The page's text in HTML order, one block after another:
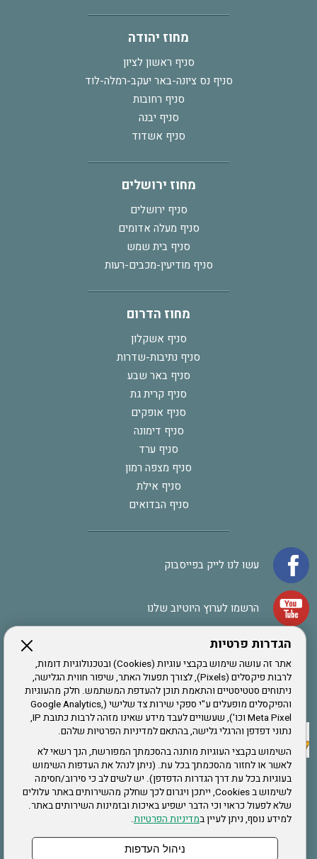
הגדרות פרטיות
אתר זה עושה שימוש בקבצי עוגיות (Cookies) ובטכנולוגיות דומות,
לרבות פיקסלים (Pixels), לצורך תפעול האתר, שיפור חווית הגלישה,
ניתוחים סטטיסטיים והתאמת תוכן להעדפת המשתמש. חלק מהעוגיות
והפיקסלים מופעלים ע"י ספקי שירות צד שלישי (Google Analytics,
Meta Pixel וכו'), שעשויים לעבד מידע שאינו מזהה לרבות כתובת IP,
נתוני דפדפן והרגלי גלישה, בהתאם למדיניות הפרטיות שלהם.
השימוש בקבצי העוגיות מותנה בהסכמתך המפורשת, הנך רשאי לא
לאשר או לחזור מהסכמתך בכל עת. (ניתן לנהל את העדפות השימוש
בעוגיות בכל עת דרך הגדרות הדפדפן). יש לשים לב כי סירוב/חסימה
לשימוש ב Cookies, ייתכן ויגרום לכך שחלק מהשירותים באתר עלולים
שלא לפעול כראוי וכי הדבר ישפיע באיכות ובזמינות השירותים באתר.
למידע נוסף, ניתן לעיין במדיניות הפרטיות.
ניהול העדפות
מחוז יהודה
סניף ראשון לציון
סניף נס ציונה-באר יעקב-רמלה-לוד
סניף רחובות
סניף יבנה
סניף אשדוד
מחוז ירושלים
סניף ירושלים
סניף מעלה אדומים
סניף בית שמש
סניף מודיעין-מכבים-רעות
מחוז הדרום
סניף אשקלון
סניף נתיבות-שדרות
סניף באר שבע
סניף קרית גת
סניף אופקים
סניף דימונה
סניף ערד
סניף מצפה רמון
סניף אילת
סניף הבדואים
עשו לנו לייק בפייסבוק
הרשמו לערוץ היוטיוב שלנו
אתר צה"ל
תקנון האתר
שירותים
תעסוקה
בריאות